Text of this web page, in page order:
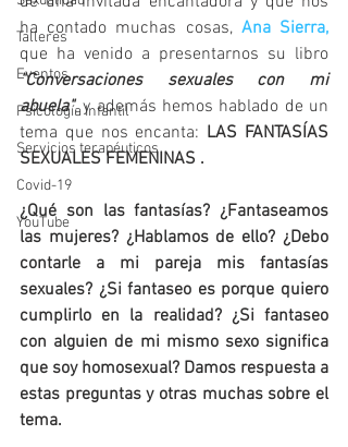
Talleres
Eventos
Psicología Infantil
Servicios terapéuticos
Covid-19
YouTube
ha contado muchas cosas, Ana Sierra,
"Conversaciones sexuales con mi
abuela", y además hemos hablado de un
tema que nos encanta: LAS FANTASÍAS
SEXUALES FEMENINAS .
¿Qué son las fantasías? ¿Fantaseamos
las mujeres? ¿Hablamos de ello? ¿Debo
contarle a mi pareja mis fantasías
sexuales? ¿Si fantaseo es porque quiero
cumplirlo en la realidad? ¿Si fantaseo
con alguien de mi mismo sexo significa
que soy homosexual? Damos respuesta a
estas preguntas y otras muchas sobre el
tema.